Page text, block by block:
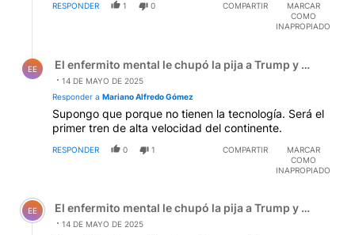
RESPONDER 1 0 COMPARTIR
MARCAR
COMO
INAPROPIADO
EE El enfermito mental le chupó la pija a Trump y el
14 DE MAYO DE 2025
Responder a Mariano Alfredo Gómez
Supongo que porque no tienen la tecnología. Será el
primer tren de alta velocidad del continente.
RESPONDER 0 1 COMPARTIR
MARCAR
COMO
INAPROPIADO
Comentario de El enfermito mental le chupó la pija a
EE El enfermito mental le chupó la pija a Trump y el
14 DE MAYO DE 2025